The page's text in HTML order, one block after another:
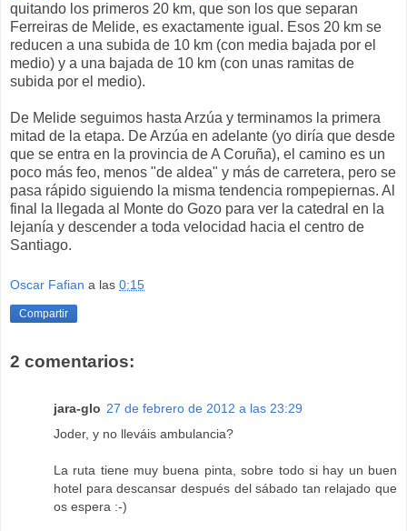
quitando los primeros 20 km, que son los que separan
Ferreiras de Melide, es exactamente igual. Esos 20 km se
reducen a una subida de 10 km (con media bajada por el
medio) y a una bajada de 10 km (con unas ramitas de
subida por el medio).
De Melide seguimos hasta Arzúa y terminamos la primera
mitad de la etapa. De Arzúa en adelante (yo diría que desde
que se entra en la provincia de A Coruña), el camino es un
poco más feo, menos "de aldea" y más de carretera, pero se
pasa rápido siguiendo la misma tendencia rompepiernas. Al
final la llegada al Monte do Gozo para ver la catedral en la
lejanía y descender a toda velocidad hacia el centro de
Santiago.
Oscar Fafian a las 0:15
Compartir
2 comentarios:
jara-glo 27 de febrero de 2012 a las 23:29
Joder, y no lleváis ambulancia?
La ruta tiene muy buena pinta, sobre todo si hay un buen
hotel para descansar después del sábado tan relajado que
os espera :-)